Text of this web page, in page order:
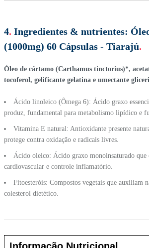
4. Ingredientes & nutrientes:
(1000mg) 60 Cápsulas - Tiarajú.
Óleo de cártamo (Carthamus tinctorius)*,
tocoferol, gelificante gelatina e umectante
Ácido linoleico (Ômega 6): Ácido graxo
produz, fundamental para metabolismo lipídico e
Vitamina E natural: Antioxidante presente
protege contra oxidação e radicais livres.
Ácido oleico: Ácido graxo monoinsaturado que
cardiovascular e controle inflamatório.
Fitoesteróis: Compostos vegetais que auxiliam
colesterol dietético.